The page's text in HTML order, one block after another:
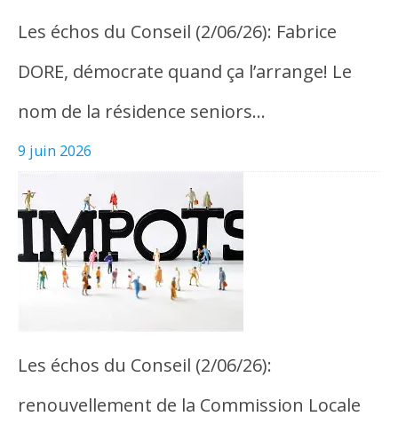
Les échos du Conseil (2/06/26): Fabrice
DORE, démocrate quand ça l’arrange! Le
nom de la résidence seniors…
9 juin 2026
Les échos du Conseil (2/06/26):
renouvellement de la Commission Locale